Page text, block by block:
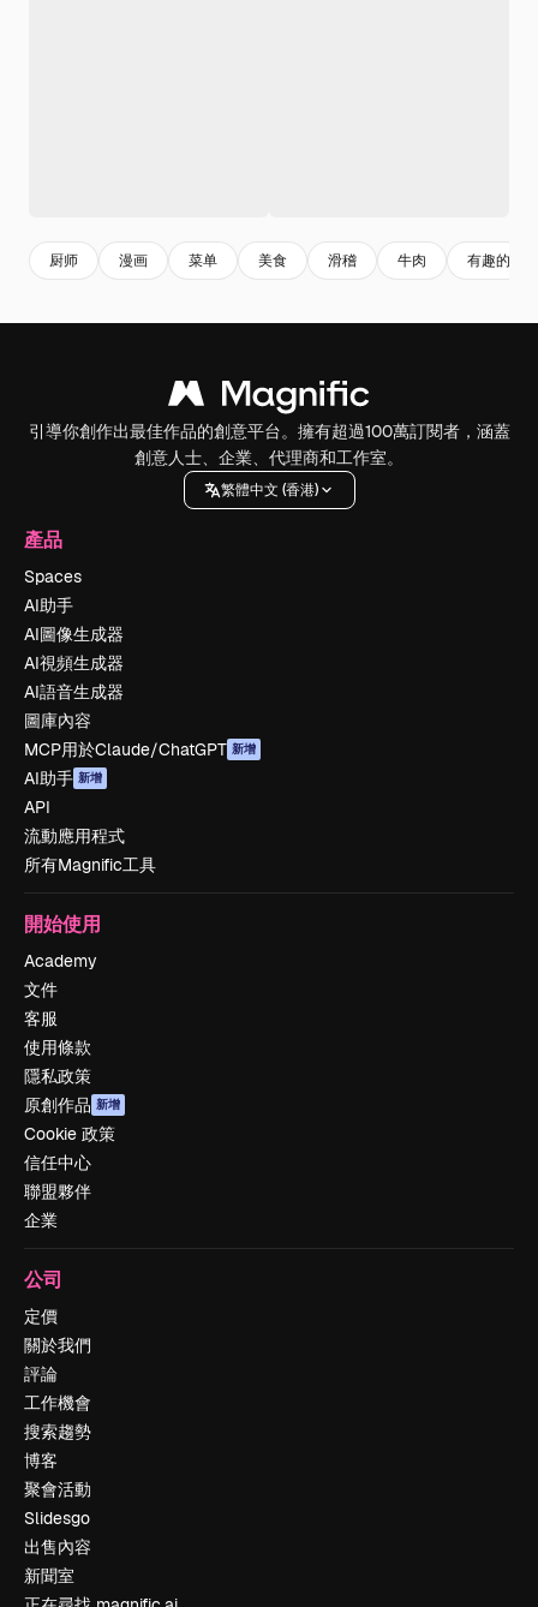
厨师 漫画 菜单 美食 滑稽 牛肉 有趣的动物
引導你創作出最佳作品的創意平台。擁有超過100萬訂閱者，涵蓋
創意人士、企業、代理商和工作室。
繁體中文 (香港)
產品
Spaces
AI助手
AI圖像生成器
AI視頻生成器
AI語音生成器
圖庫內容
MCP用於Claude/ChatGPT 新增
AI助手 新增
API
流動應用程式
所有Magnific工具
開始使用
Academy
文件
客服
使用條款
隱私政策
原創作品 新增
Cookie 政策
信任中心
聯盟夥伴
企業
公司
定價
關於我們
評論
工作機會
搜索趨勢
博客
聚會活動
Slidesgo
出售內容
新聞室